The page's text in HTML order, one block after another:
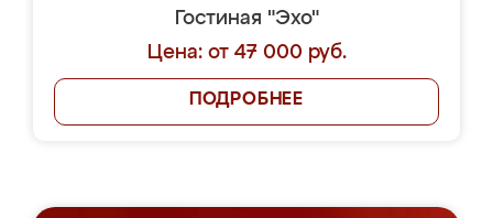
Гостиная "Эхо"
Цена: от 47 000 руб.
ПОДРОБНЕЕ